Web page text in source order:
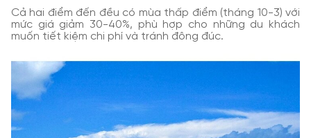
Cả hai điểm đến đều có mùa thấp điểm (tháng 10-3) với
mức giá giảm 30-40%, phù hợp cho những du khách
muốn tiết kiệm chi phí và tránh đông đúc.